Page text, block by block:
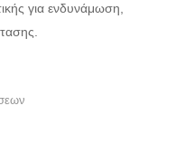
για ενδυνάμωση,